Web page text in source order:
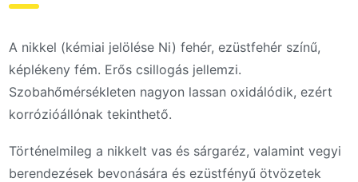
A nikkel (kémiai jelölése Ni) fehér, ezüstfehér színű,
képlékeny fém. Erős csillogás jellemzi.
Szobahőmérsékleten nagyon lassan oxidálódik, ezért
korrózióállónak tekinthető.
Történelmileg a nikkelt vas és sárgaréz, valamint vegyi
berendezések bevonására és ezüstfényű ötvözetek